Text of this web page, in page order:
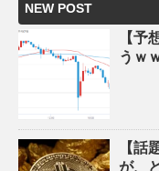
NEW POST
【予
うｗ
【話
が、